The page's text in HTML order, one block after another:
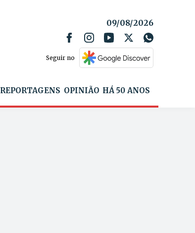
09/08/2026
Seguir no
REPORTAGENS OPINIÃO HÁ 50 ANOS